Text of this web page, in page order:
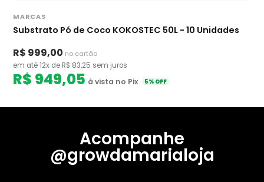
MARCAS
Substrato Pó de Coco KOKOSTEC 50L - 10 Unidades
R$ 999,00 no cartão
em até 12x de R$ 83,25 sem juros
R$ 949,05 à vista no Pix 5% OFF
Acompanhe
@growdamarialoja